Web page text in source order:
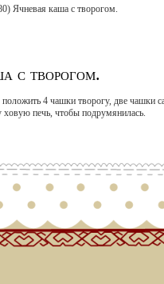
Ячневая каша с творогом.
с творогом.
4 чашки творогу, две чашки
ховую печь, чтобы подрумянилась.